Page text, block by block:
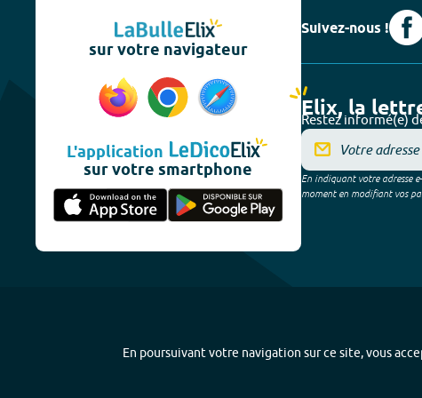
sur votre navigateur
L'application
sur votre smartphone
Suivez-nous !
Elix, la
Restez informé(e)
En indiquant votre adresse
moment en modifiant vos
En poursuivant votre navigation sur ce site, vous